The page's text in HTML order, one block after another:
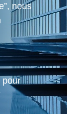
nous
pour